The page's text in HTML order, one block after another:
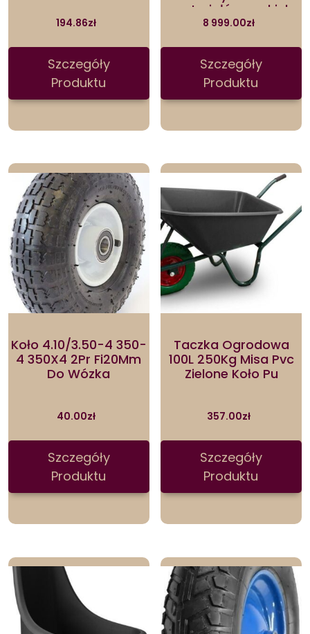
194.86zł
Szczegóły
Produktu
materiałów sypkich
8 999.00zł
Szczegóły
Produktu
Koło 4.10/3.50-4 350-
4 350X4 2Pr Fi20Mm
Do Wózka
40.00zł
Szczegóły
Produktu
Taczka Ogrodowa
100L 250Kg Misa Pvc
Zielone Koło Pu
357.00zł
Szczegóły
Produktu